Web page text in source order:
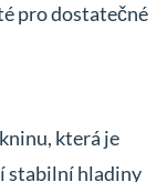
pro dostatečné
která je
stabilní hladiny